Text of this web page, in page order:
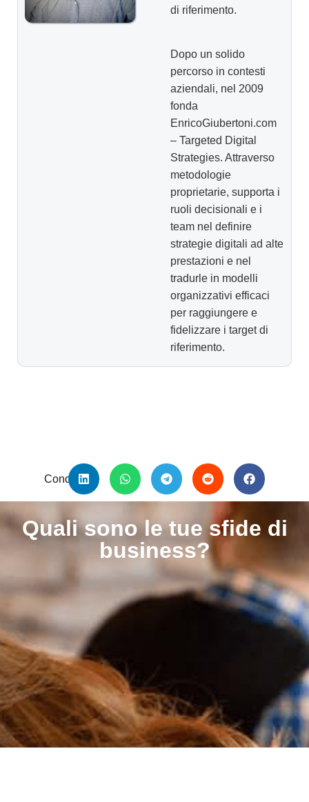
di riferimento.
Dopo un solido
percorso in contesti
aziendali, nel 2009
fonda
EnricoGiubertoni.com
– Targeted Digital
Strategies. Attraverso
metodologie
proprietarie, supporta i
ruoli decisionali e i
team nel definire
strategie digitali ad alte
prestazioni e nel
tradurle in modelli
organizzativi efficaci
per raggiungere e
fidelizzare i target di
riferimento.
Condividi:
Quali sono le tue sfide di
business?